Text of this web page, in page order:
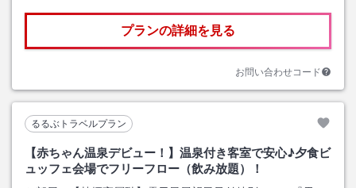
プランの詳細を見る
お問い合わせコード
るるぶトラベルプラン
【赤ちゃん温泉デビュー！】温泉付き客室で安心♪夕食ビ
ュッフェ会場でフリーフロー（飲み放題）！